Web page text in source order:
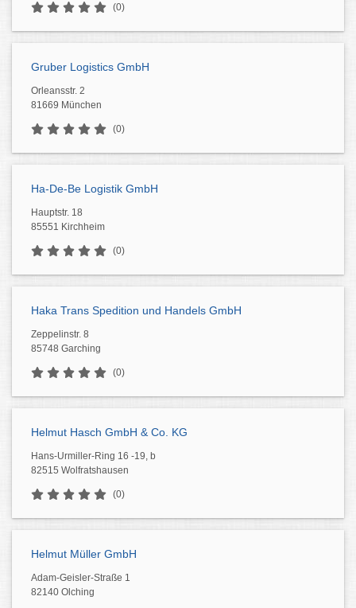
(0)
Gruber Logistics GmbH
Orleansstr. 2
81669 München
(0)
Ha-De-Be Logistik GmbH
Hauptstr. 18
85551 Kirchheim
(0)
Haka Trans Spedition und Handels GmbH
Zeppelinstr. 8
85748 Garching
(0)
Helmut Hasch GmbH & Co. KG
Hans-Urmiller-Ring 16 -19, b
82515 Wolfratshausen
(0)
Helmut Müller GmbH
Adam-Geisler-Straße 1
82140 Olching